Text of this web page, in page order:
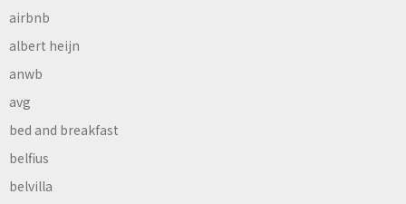
airbnb
albert heijn
anwb
avg
bed and breakfast
belfius
belvilla